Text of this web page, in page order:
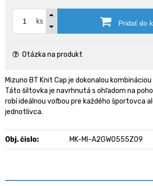
ks Pridať do
Otázka na produkt
Mizuno BT Knit Cap je dokonalou
Táto šiltovka je navrhnutá s ohľadom na
robí ideálnou voľbou pre každého športovca
jednotlivca.
Obj. čislo: MK-MI-A2GW0555Z09